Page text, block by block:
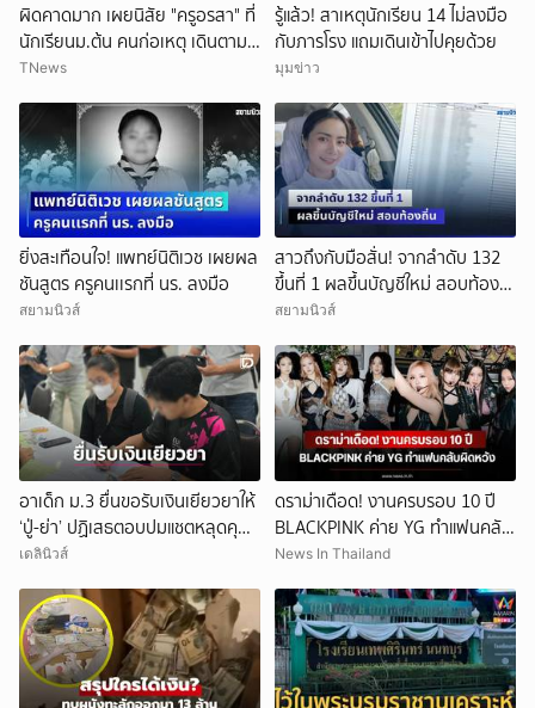
ผิดคาดมาก เผยนิสัย "ครูอรสา" ที่
นักเรียนม.ต้น คนก่อเหตุ เดินตาม
หา
TNews
รู้แล้ว! สาเหตุนักเรียน 14 ไม่ลงมือ
กับภารโรง แถมเดินเข้าไปคุยด้วย
มุมข่าว
ยิ่งสะเทือนใจ! แพทย์นิติเวช เผยผล
ชันสูตร ครูคนเเรกที่ นร. ลงมือ
สยามนิวส์
สาวถึงกับมือสั่น! จากลำดับ 132
ขึ้นที่ 1 ผลขึ้นบัญชีใหม่ สอบท้อง
ถิ่น
สยามนิวส์
อาเด็ก ม.3 ยื่นขอรับเงินเยียวยาให้
‘ปู่-ย่า’ ปฏิเสธตอบปมแชตหลุดคุย
แม่ ‘ถูกกลั่นแกล้ง’
เดลินิวส์
ดราม่าเดือด! งานครบรอบ 10 ปี
BLACKPINK ค่าย YG ทำแฟนคลับ
ผิดหวัง
News In Thailand